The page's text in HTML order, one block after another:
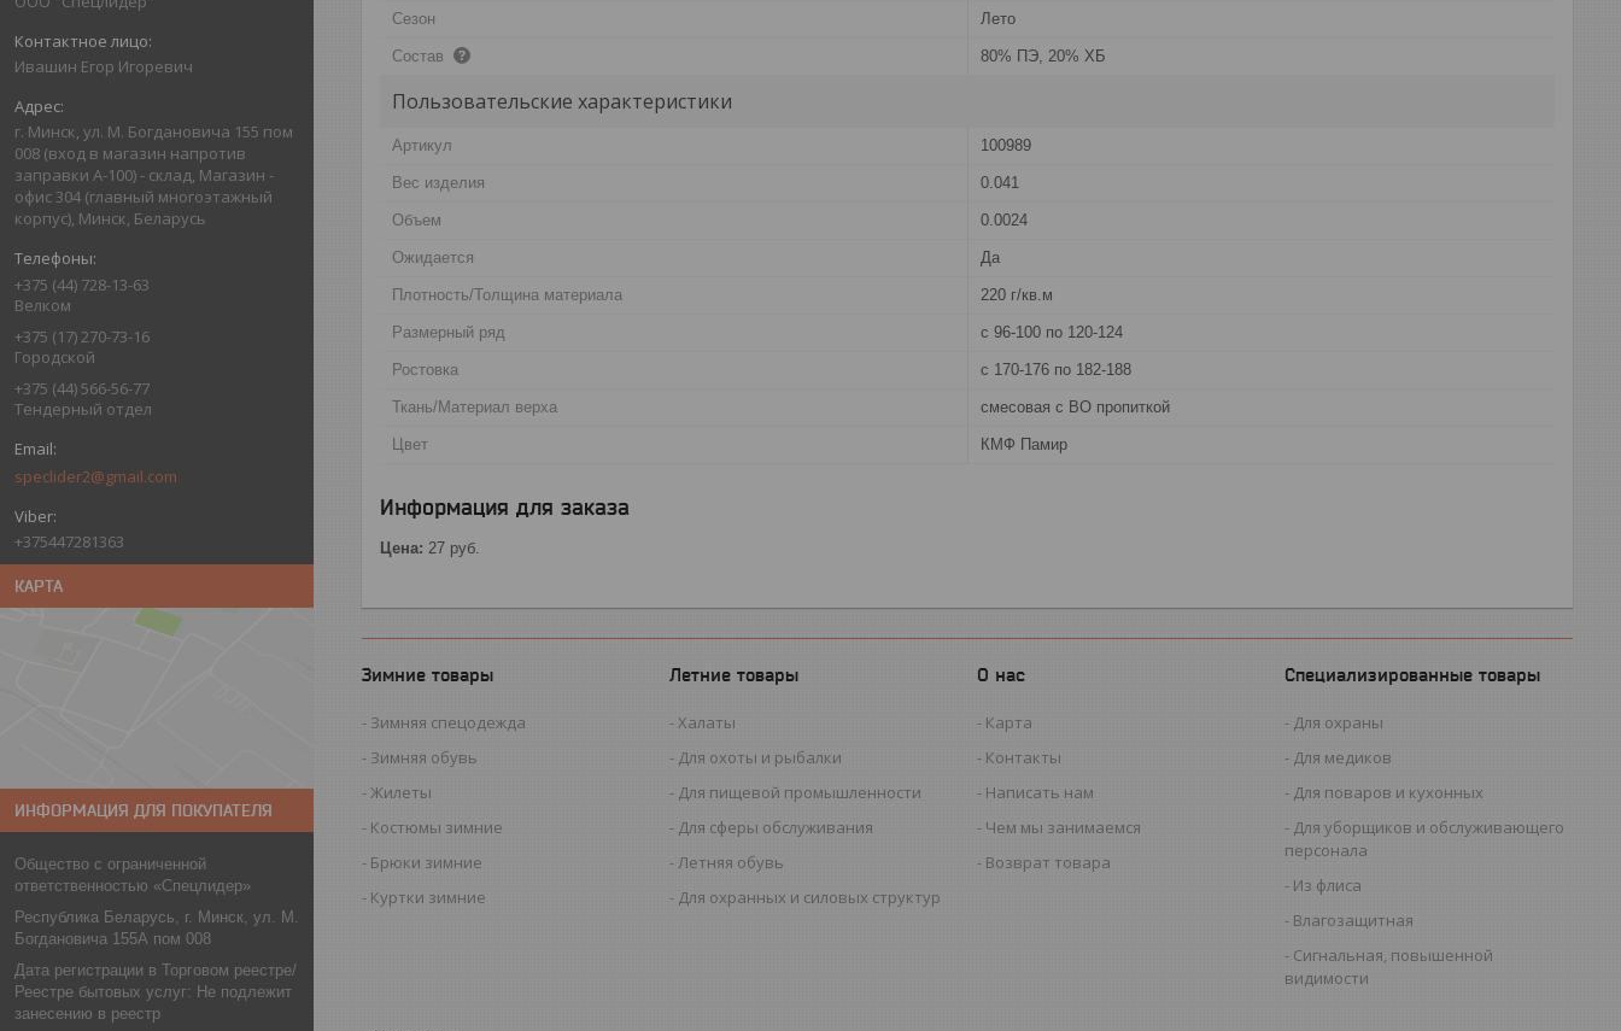
Ивашин Егор Игоревич
г. Минск, ул. М. Богдановича 155 пом
008 (вход в магазин напротив
заправки А-100) - склад, Магазин -
офис 304 (главный многоэтажный
корпус), Минск, Беларусь
+375 (44) 728-13-63
Велком
+375 (17) 270-73-16
Городской
+375 (44) 566-56-77
Тендерный отдел
speclider2@gmail.com
+375447281363
КАРТА
ИНФОРМАЦИЯ ДЛЯ ПОКУПАТЕЛЯ
Общество с ограниченной
ответственностью «Спецлидер»
Республика Беларусь, г. Минск, ул. М.
Богдановича 155А пом 008
Дата регистрации в Торговом реестре/
Реестре бытовых услуг: Не подлежит
занесению в реестр
Сезон Лето
Состав 80% ПЭ, 20% ХБ
Пользовательские характеристики
Артикул 100989
Вес изделия 0.041
Объем 0.0024
Ожидается Да
Плотность/Толщина материала 220 г/кв.м
Размерный ряд с 96-100 по 120-124
Ростовка с 170-176 по 182-188
Ткань/Материал верха смесовая с ВО пропиткой
Цвет КМФ Памир
Информация для заказа
Цена: 27 руб.
Зимние товары
Зимняя спецодежда
Зимняя обувь
Жилеты
Костюмы зимние
Брюки зимние
Куртки зимние
Летние товары
Халаты
Для охоты и рыбалки
Для пищевой промышленности
Для сферы обслуживания
Летняя обувь
Для охранных и силовых структур
О нас
Карта
Контакты
Написать нам
Чем мы занимаемся
Возврат товара
Специализированные товары
Для охраны
Для медиков
Для поваров и кухонных
Для уборщиков и обслуживающего
персонала
Из флиса
Влагозащитная
Сигнальная, повышенной
видимости